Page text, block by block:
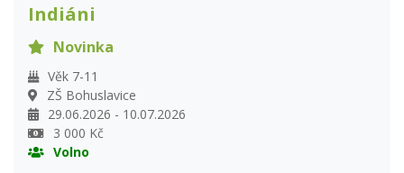
Indiáni
Novinka
Věk 7-11
ZŠ Bohuslavice
29.06.2026 - 10.07.2026
3 000 Kč
Volno